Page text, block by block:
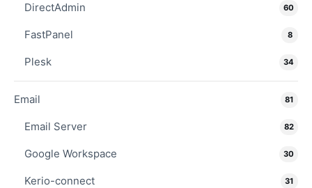
DirectAdmin 60
FastPanel 8
Plesk 34
Email 81
Email Server 82
Google Workspace 30
Kerio-connect 31